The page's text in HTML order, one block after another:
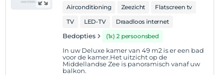
Airconditioning Zeezicht
Flatscreen tv
TV
LED-TV Draadloos internet
Bedopties (1x) 2 persoonsbed
In uw Deluxe kamer van 49 m2 is er een bad
voor de kamer.Het uitzicht op de
Middellandse Zee is panoramisch vanaf uw
balkon.